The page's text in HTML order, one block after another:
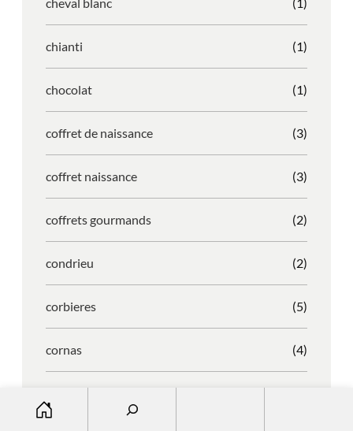
chianti (1)
chocolat (1)
coffret de naissance (3)
coffret naissance (3)
coffrets gourmands (2)
condrieu (2)
corbieres (5)
cornas (4)